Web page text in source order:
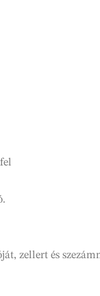
zellert és